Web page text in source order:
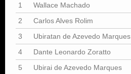
1
Wallace Machado
2
Carlos Alves Rolim
3
Ubiratan de Azevedo Marques
4
Dante Leonardo Zoratto
5
Ubirai de Azevedo Marques